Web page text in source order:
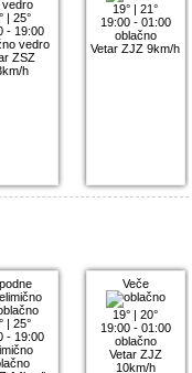
|25°
- 19:00
vedro
ZSZ
h
19° |21°
19:00 - 01:00
oblačno
Vetar ZJZ 9km/h
|25°
- 19:00
Veče
19° |20°
19:00 - 01:00
oblačno
Vetar ZJZ
10km/h